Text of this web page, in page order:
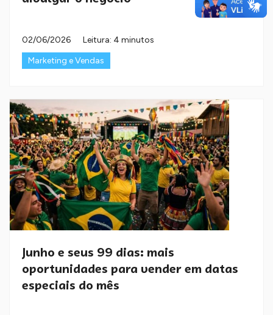
02/06/2026
Leitura: 4 minutos
Marketing e Vendas
Junho e seus 99 dias: mais
oportunidades para vender em datas
especiais do mês